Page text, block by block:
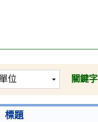
關鍵字
標題